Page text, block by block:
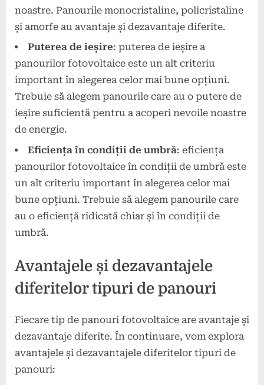
noastre. Panourile monocristaline, policristaline
și amorfe au avantaje și dezavantaje diferite.
Puterea de ieșire: puterea de ieșire a
panourilor fotovoltaice este un alt criteriu
important în alegerea celor mai bune opțiuni.
Trebuie să alegem panourile care au o putere de
ieșire suficientă pentru a acoperi nevoile noastre
de energie.
Eficiența în condiții de umbră: eficiența
panourilor fotovoltaice în condiții de umbră este
un alt criteriu important în alegerea celor mai
bune opțiuni. Trebuie să alegem panourile care
au o eficiență ridicată chiar și în condiții de
umbră.
Avantajele și dezavantajele
diferitelor tipuri de panouri
Fiecare tip de panouri fotovoltaice are avantaje și
dezavantaje diferite. În continuare, vom explora
avantajele și dezavantajele diferitelor tipuri de
panouri: